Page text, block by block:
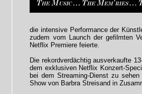
die intensive Performance der
zudem vom Launch der gefilmten
Netflix Premiere feierte.
Die rekordverdächtig ausverkaufte
dem exklusiven Netflix Konzert-
bei dem Streaming-Dienst zu
Show von Barbra Streisand in